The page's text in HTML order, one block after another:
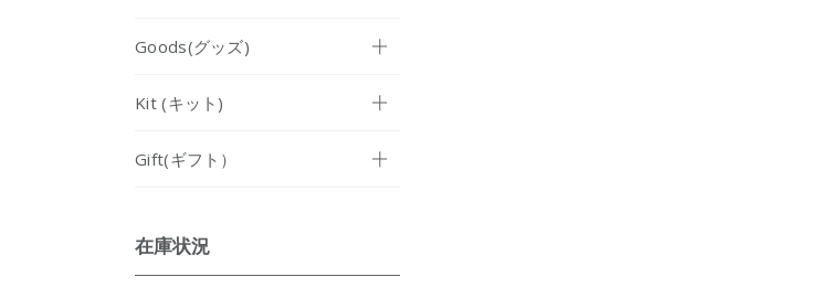
Goods(グッズ)
Kit (キット)
Gift(ギフト）
在庫状況